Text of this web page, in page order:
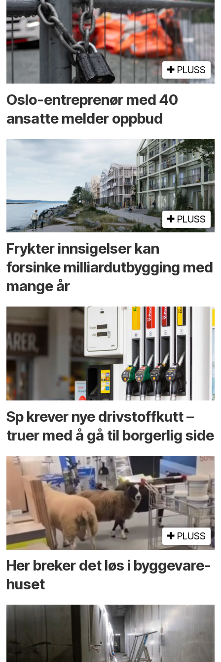
PLUSS
Oslo-entreprenør med 40
ansatte melder oppbud
PLUSS
Frykter innsigelser kan
forsinke milliard­utbygging med
mange år
Sp krever nye drivstoffkutt –
truer med å gå til borgerlig side
PLUSS
Her breker det løs i bygge­vare­
huset